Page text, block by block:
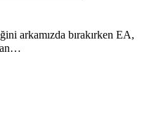
arkamızda bırakırken EA,